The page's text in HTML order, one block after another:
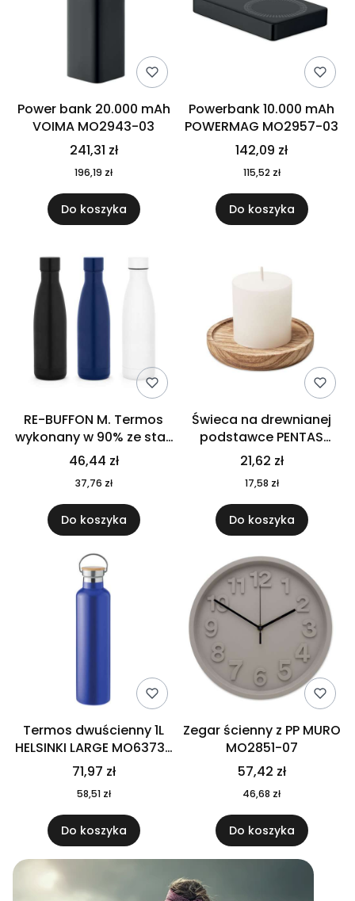
Power bank 20.000 mAh
VOIMA MO2943-03
241,31 zł
196,19 zł
Do koszyka
Powerbank 10.000 mAh
POWERMAG MO2957-03
142,09 zł
115,52 zł
Do koszyka
RE-BUFFON M. Termos
wykonany w 90% ze stali
nierdzewnej
pochodzącej z
recyklingu 520 ml 94294
46,44 zł
37,76 zł
Do koszyka
Świeca na drewnianej
podstawce PENTAS
MO6282-40
21,62 zł
17,58 zł
Do koszyka
Termos dwuścienny 1L
HELSINKI LARGE MO6373-
04
71,97 zł
58,51 zł
Do koszyka
Zegar ścienny z PP MURO
MO2851-07
57,42 zł
46,68 zł
Do koszyka